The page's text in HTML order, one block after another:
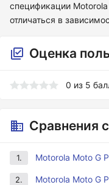
спецификации
отличаться в
Оценка
0 из 5
Сравнения
1. Motorola Moto G
2. Motorola Moto G